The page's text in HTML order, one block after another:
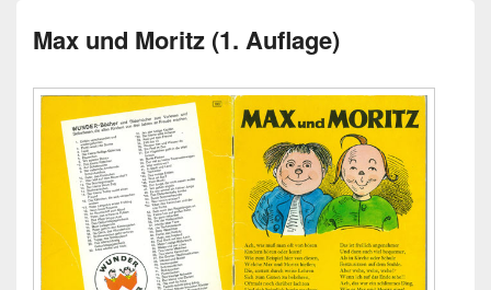
Max und Moritz (1. Auflage)